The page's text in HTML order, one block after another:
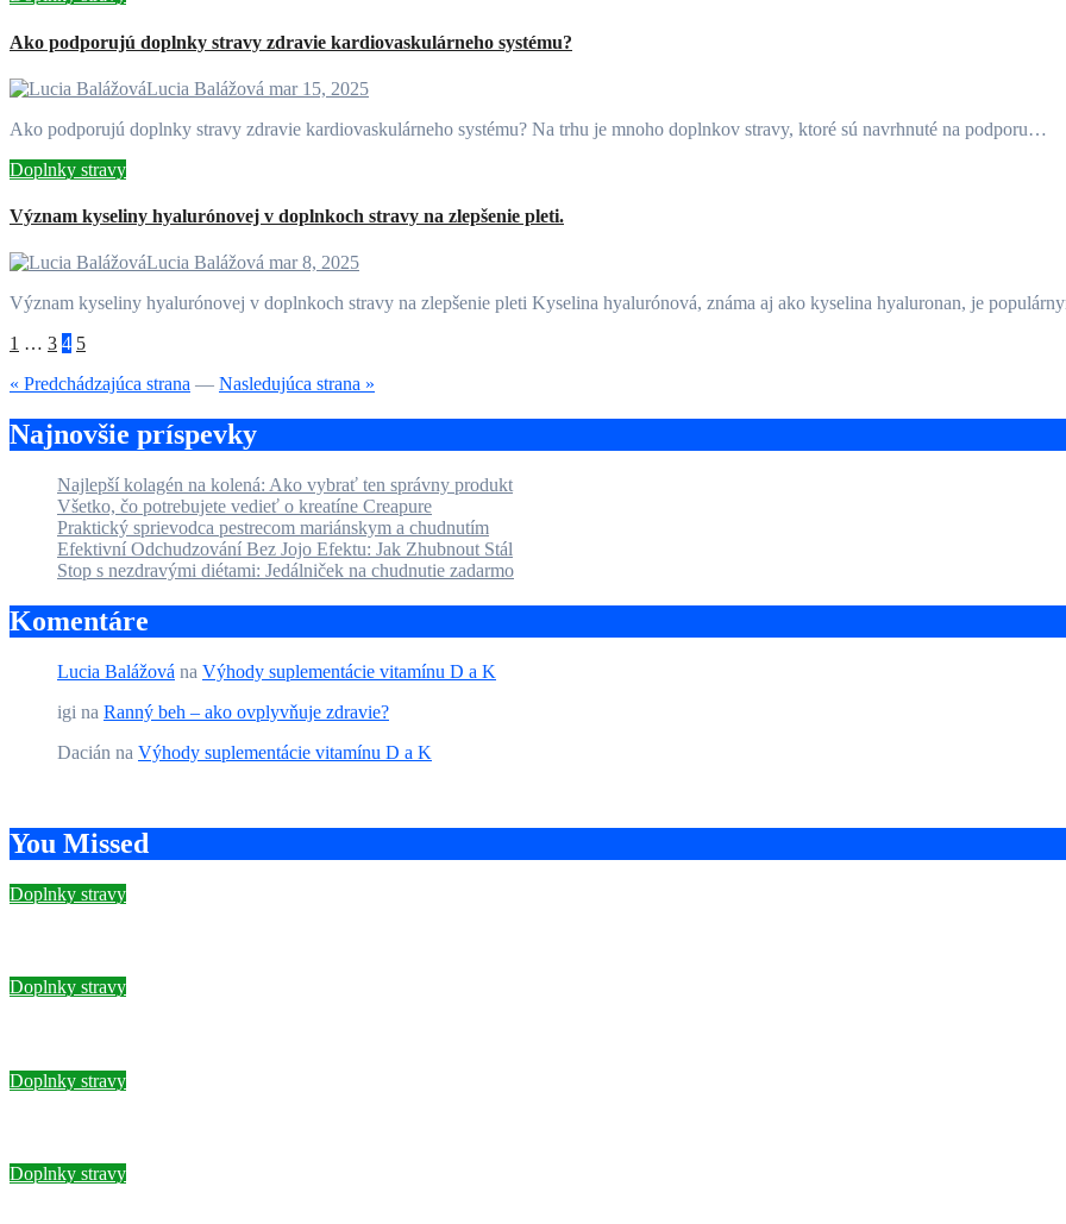
Ako podporujú doplnky stravy zdravie kardiovaskulárneho systému?
Lucia Balážová mar 15, 2025
Ako podporujú doplnky stravy zdravie kardiovaskulárneho systému? Na trhu je mnoho doplnkov stravy, ktoré sú navrhnuté na podporu…
Doplnky stravy
Význam kyseliny hyalurónovej v doplnkoch stravy na zlepšenie pleti.
Lucia Balážová mar 8, 2025
Význam kyseliny hyalurónovej v doplnkoch stravy na zlepšenie pleti Kyselina hyalurónová, známa aj ako kyselina hyaluronan, je
Stránkovanie
príspevkov
1 … 3 4 5
« Predchádzajúca strana — Nasledujúca strana »
Najnovšie príspevky
Najlepší kolagén na kolená: Ako vybrať ten správny produkt
Všetko, čo potrebujete vedieť o kreatíne Creapure
Praktický sprievodca pestrecom mariánskym a chudnutím
Efektivní Odchudzování Bez Jojo Efektu: Jak Zhubnout Stál
Stop s nezdravými diétami: Jedálniček na chudnutie zadarmo
Komentáre
Lucia Balážová na Výhody suplementácie vitamínu D a K
igi na Ranný beh – ako ovplyvňuje zdravie?
Dacián na Výhody suplementácie vitamínu D a K
You Missed
Doplnky stravy
Doplnky stravy
Doplnky stravy
Doplnky stravy